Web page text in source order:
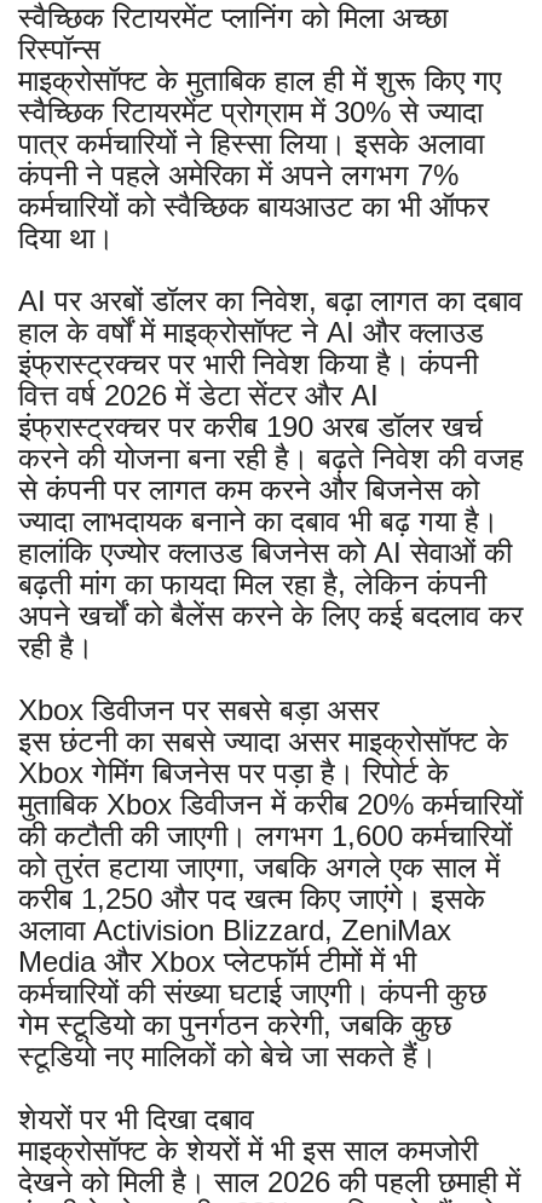
स्वैच्छिक रिटायरमेंट प्लानिंग को मिला अच्छा
रिस्पॉन्स
माइक्रोसॉफ्ट के मुताबिक हाल ही में शुरू किए गए
स्वैच्छिक रिटायरमेंट प्रोग्राम में 30% से ज्यादा
पात्र कर्मचारियों ने हिस्सा लिया। इसके अलावा
कंपनी ने पहले अमेरिका में अपने लगभग 7%
कर्मचारियों को स्वैच्छिक बायआउट का भी ऑफर
दिया था।
AI पर अरबों डॉलर का निवेश, बढ़ा लागत का दबाव
हाल के वर्षों में माइक्रोसॉफ्ट ने AI और क्लाउड
इंफ्रास्ट्रक्चर पर भारी निवेश किया है। कंपनी
वित्त वर्ष 2026 में डेटा सेंटर और AI
इंफ्रास्ट्रक्चर पर करीब 190 अरब डॉलर खर्च
करने की योजना बना रही है। बढ़ते निवेश की वजह
से कंपनी पर लागत कम करने और बिजनेस को
ज्यादा लाभदायक बनाने का दबाव भी बढ़ गया है।
हालांकि एज्योर क्लाउड बिजनेस को AI सेवाओं की
बढ़ती मांग का फायदा मिल रहा है, लेकिन कंपनी
अपने खर्चों को बैलेंस करने के लिए कई बदलाव कर
रही है।
Xbox डिवीजन पर सबसे बड़ा असर
इस छंटनी का सबसे ज्यादा असर माइक्रोसॉफ्ट के
Xbox गेमिंग बिजनेस पर पड़ा है। रिपोर्ट के
मुताबिक Xbox डिवीजन में करीब 20% कर्मचारियों
की कटौती की जाएगी। लगभग 1,600 कर्मचारियों
को तुरंत हटाया जाएगा, जबकि अगले एक साल में
करीब 1,250 और पद खत्म किए जाएंगे। इसके
अलावा Activision Blizzard, ZeniMax
Media और Xbox प्लेटफॉर्म टीमों में भी
कर्मचारियों की संख्या घटाई जाएगी। कंपनी कुछ
गेम स्टूडियो का पुनर्गठन करेगी, जबकि कुछ
स्टूडियो नए मालिकों को बेचे जा सकते हैं।
शेयरों पर भी दिखा दबाव
माइक्रोसॉफ्ट के शेयरों में भी इस साल कमजोरी
देखने को मिली है। साल 2026 की पहली छमाही में